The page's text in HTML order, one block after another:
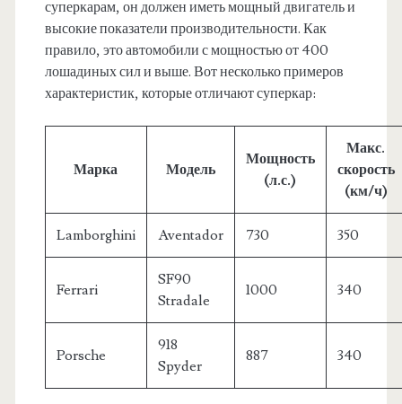
суперкарам, он должен иметь мощный двигатель и
высокие показатели производительности. Как
правило, это автомобили с мощностью от 400
лошадиных сил и выше. Вот несколько примеров
характеристик, которые отличают суперкар:
Марка Модель
Мощность
(л.с.)
Макс.
скорость
(км/ч)
Lamborghini Aventador 730 350
Ferrari
SF90
Stradale
1000 340
Porsche
918
Spyder
887 340